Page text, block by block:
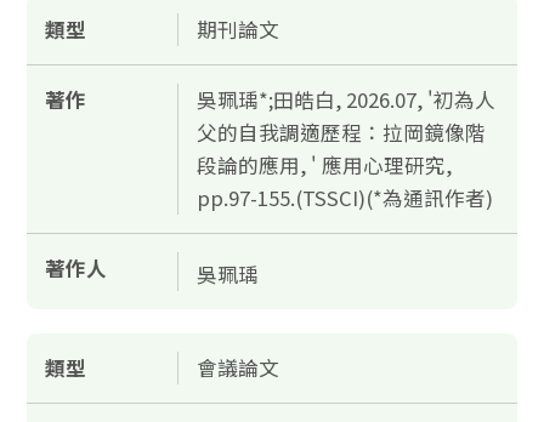
類型 期刊論文
著作
吳珮瑀*;田皓白, 2026.07, '初為人
父的自我調適歷程：拉岡鏡像階
段論的應用, ' 應用心理研究,
pp.97-155.(TSSCI)(*為通訊作者)
著作人 吳珮瑀
類型 會議論文